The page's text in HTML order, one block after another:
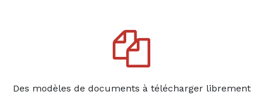
Des modèles de documents à télécharger librement